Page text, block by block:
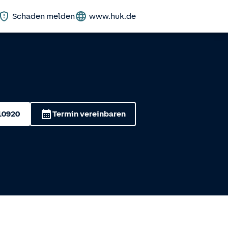
Schaden melden www.huk.de
Termin vereinbaren